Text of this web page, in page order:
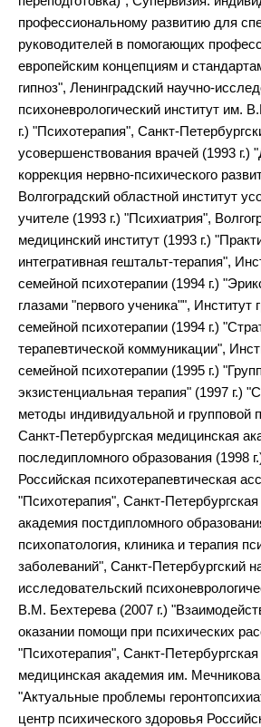
профессиональному развитию для
руководителей в помогающих
европейским концепциям и
гипноз", Ленинградский научно-
психоневрологический институт им.
г.) "Психотерапия", Санкт-
усовершенствования врачей (1993 г.)
коррекция нервно-психического
Волгоградский областной институт
учителе (1993 г.) "Психиатрия",
медицинский институт (1993 г.)
интегративная гештальт-терапия",
семейной психотерапии (1994 г.)
глазами "первого ученика"", Институт
семейной психотерапии (1994 г.)
терапевтической коммуникации",
семейной психотерапии (1995 г.)
экзистенциальная терапия" (1997 г.)
методы индивидуальной и групповой
Санкт-Петербургская медицинская
последипломного образования (1998
Российская психотерапевтическая
"Психотерапия", Санкт-
академия постдипломного
психопатология, клиника и терапия
заболеваний", Санкт-Петербургский
исследовательский
В.М. Бехтерева (2007 г.)
оказании помощи при психических
"Психотерапия", Санкт-Петербургская
медицинская академия им. Мечникова
"Актуальные проблемы
центр психического здоровья